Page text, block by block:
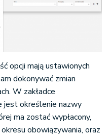
opcji mają ustawionych
dokonywać zmian
W zakładce
jest określenie nazwy
ma zostać wypłacony,
obowiązywania, oraz